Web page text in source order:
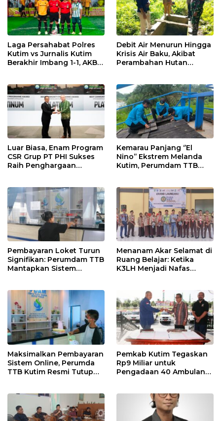
Laga Persahabat Polres
Kutim vs Jurnalis Kutim
Berakhir Imbang 1-1, AKBP
Menyemarakkan HUT ke-
80 Bhayangkara
Debit Air Menurun Hingga
Krisis Air Baku, Akibat
Perambahan Hutan
Luar Biasa, Enam Program
CSR Grup PT PHI Sukses
Raih Penghargaan
Kemarau Panjang ‘’El
Nino’’ Ekstrem Melanda
Kutim, Perumdam TTB
Pembayaran Loket Turun
Signifikan: Perumdam TTB
Mantapkan Sistem
Menanam Akar Selamat di
Ruang Belajar: Ketika
K3LH Menjadi Nafas
Maksimalkan Pembayaran
Sistem Online, Perumda
TTB Kutim Resmi Tutup
Pemkab Kutim Tegaskan
Rp9 Miliar untuk
Pengadaan 40 Ambulans,